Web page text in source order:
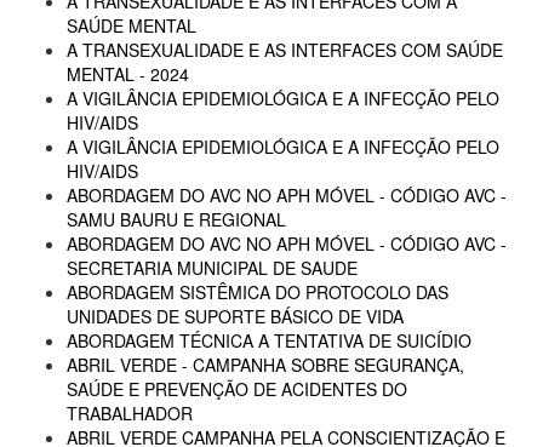
SAÚDE MENTAL
A TRANSEXUALIDADE E AS INTERFACES COM SAÚDE
MENTAL - 2024
A VIGILÂNCIA EPIDEMIOLÓGICA E A INFECÇÃO PELO
HIV/AIDS
A VIGILÂNCIA EPIDEMIOLÓGICA E A INFECÇÃO PELO
HIV/AIDS
ABORDAGEM DO AVC NO APH MÓVEL - CÓDIGO AVC -
SAMU BAURU E REGIONAL
ABORDAGEM DO AVC NO APH MÓVEL - CÓDIGO AVC -
SECRETARIA MUNICIPAL DE SAUDE
ABORDAGEM SISTÊMICA DO PROTOCOLO DAS
UNIDADES DE SUPORTE BÁSICO DE VIDA
ABORDAGEM TÉCNICA A TENTATIVA DE SUICÍDIO
ABRIL VERDE - CAMPANHA SOBRE SEGURANÇA,
SAÚDE E PREVENÇÃO DE ACIDENTES DO
TRABALHADOR
ABRIL VERDE CAMPANHA PELA CONSCIENTIZAÇÃO E